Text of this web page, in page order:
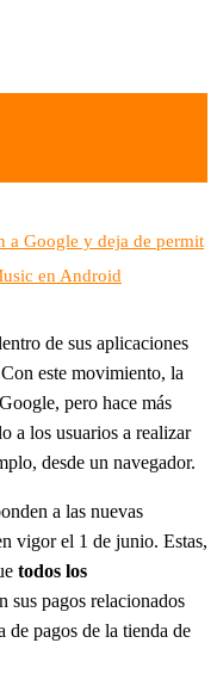
a Google y deja de permit
en Android
de sus aplicaciones
este movimiento, la
pero hace más
a los usuarios a realizar
desde un navegador.
a las nuevas
vigor el 1 de junio. Estas,
todos los
sus pagos relacionados
de pagos de la tienda de